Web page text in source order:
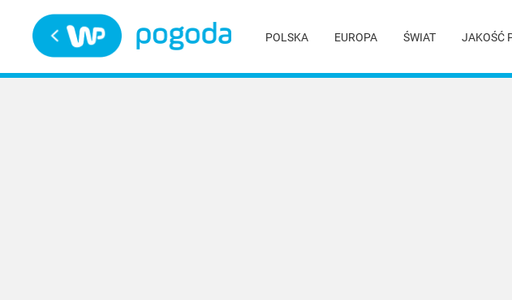
POLSKA EUROPA ŚWIAT JAKOŚĆ